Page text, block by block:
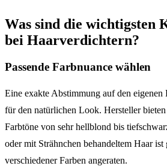
Was sind die wichtigsten
bei Haarverdichtern?
Passende Farbnuance wählen
Eine exakte Abstimmung auf den eigenen
für den natürlichen Look. Hersteller
Farbtöne von sehr hellblond bis
oder mit Strähnchen behandeltem Haar ist
verschiedener Farben angeraten.